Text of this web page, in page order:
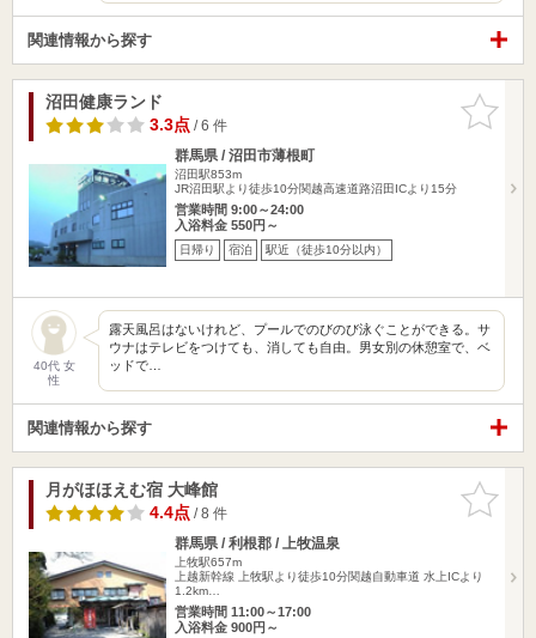
関連情報から探す
お気に入
りに追加
沼田健康ランド
3.3点/ 6 件
群馬県 / 沼田市薄根町
沼田駅853m
JR沼田駅より徒歩10分関越高速道路沼田ICより15分
営業時間 9:00～24:00
入浴料金 550円～
日帰り 宿泊 駅近（徒歩10分以内）
40代 女
性
露天風呂はないけれど、プールでのびのび泳ぐことができる。サ
ウナはテレビをつけても、消しても自由。男女別の休憩室で、ベ
ッドで…
関連情報から探す
お気に入
りに追加
月がほほえむ宿 大峰館
4.4点/ 8 件
群馬県 / 利根郡 / 上牧温泉
上牧駅657m
上越新幹線 上牧駅より徒歩10分関越自動車道 水上ICより
1.2km…
営業時間 11:00～17:00
入浴料金 900円～